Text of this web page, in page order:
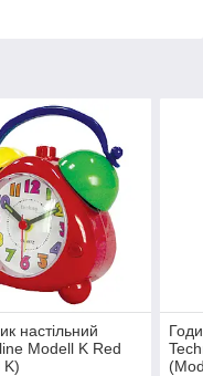
настільний
Modell K Red
K)